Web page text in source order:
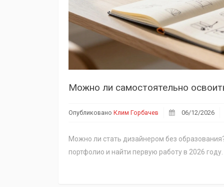
Можно ли самостоятельно
Опубликовано Клим Горбачев 06/12/2026
Можно ли стать дизайнером без
портфолио и найти первую работу в 2026 году.